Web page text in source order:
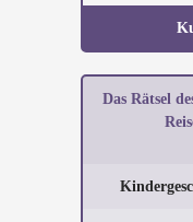
Das Rätsel